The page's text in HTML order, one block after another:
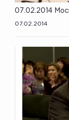
07.02.2014
07.02.2014